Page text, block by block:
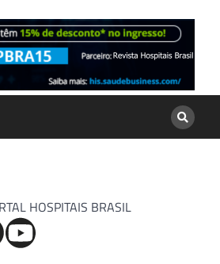
HOSPITAIS BRASIL